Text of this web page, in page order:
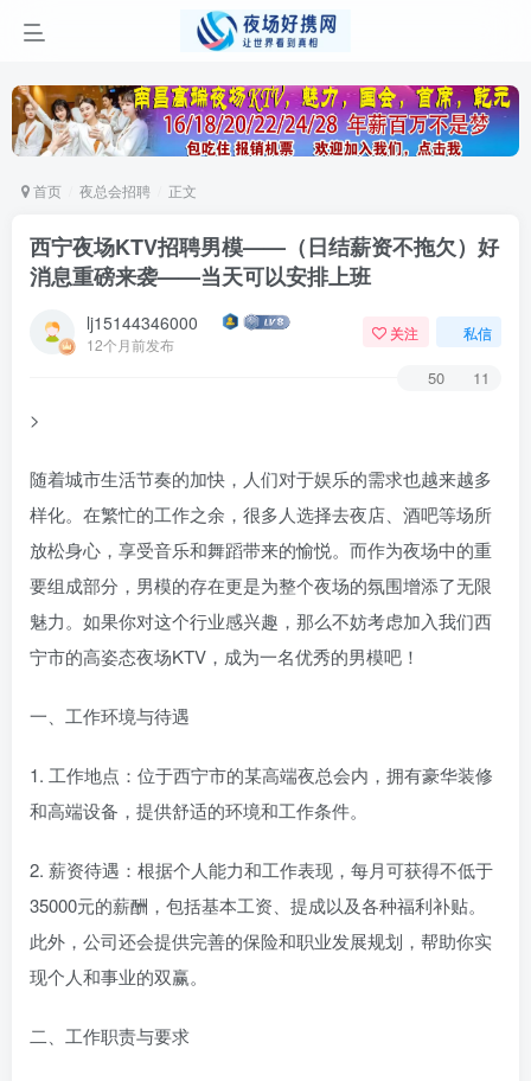
首页 夜总会招聘 正文
西宁夜场KTV招聘男模——（日结薪资不拖欠）好
消息重磅来袭——当天可以安排上班
lj15144346000
12个月前发布
关注 私信
50 11
>
随着城市生活节奏的加快，人们对于娱乐的需求也越来越多
样化。在繁忙的工作之余，很多人选择去夜店、酒吧等场所
放松身心，享受音乐和舞蹈带来的愉悦。而作为夜场中的重
要组成部分，男模的存在更是为整个夜场的氛围增添了无限
魅力。如果你对这个行业感兴趣，那么不妨考虑加入我们西
宁市的高姿态夜场KTV，成为一名优秀的男模吧！
一、工作环境与待遇
1. 工作地点：位于西宁市的某高端夜总会内，拥有豪华装修
和高端设备，提供舒适的环境和工作条件。
2. 薪资待遇：根据个人能力和工作表现，每月可获得不低于
35000元的薪酬，包括基本工资、提成以及各种福利补贴。
此外，公司还会提供完善的保险和职业发展规划，帮助你实
现个人和事业的双赢。
二、工作职责与要求